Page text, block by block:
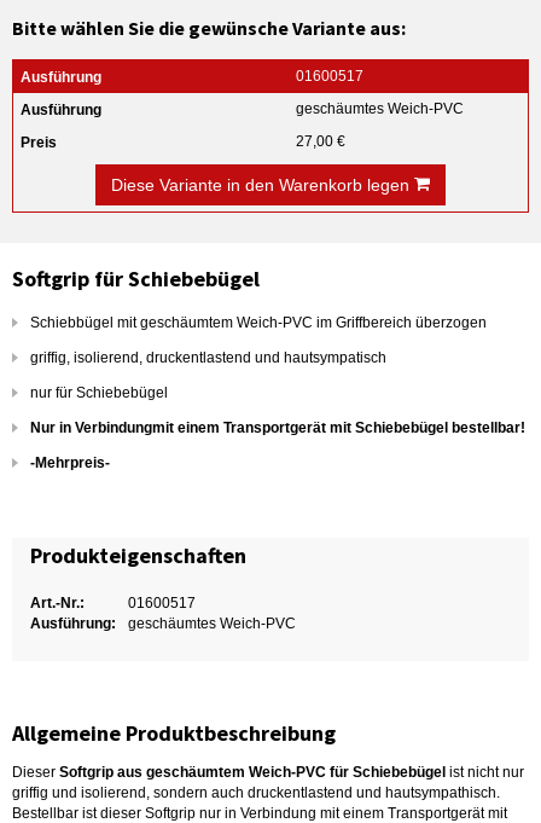
Bitte wählen Sie die gewünsche Variante aus:
01600517
geschäumtes Weich-PVC
27,00 €
Diese Variante in den Warenkorb legen
Softgrip für Schiebebügel
Schiebbügel mit geschäumtem Weich-PVC im Griffbereich überzogen
griffig, isolierend, druckentlastend und hautsympatisch
nur für Schiebebügel
Nur in Verbindungmit einem Transportgerät mit Schiebebügel bestellbar!
-Mehrpreis-
Produkteigenschaften
Art.-Nr.:
01600517
Ausführung:
geschäumtes Weich-PVC
Allgemeine Produktbeschreibung
Dieser Softgrip aus geschäumtem Weich-PVC für Schiebebügel ist nicht nur
griffig und isolierend, sondern auch druckentlastend und hautsympathisch.
Bestellbar ist dieser Softgrip nur in Verbindung mit einem Transportgerät mit